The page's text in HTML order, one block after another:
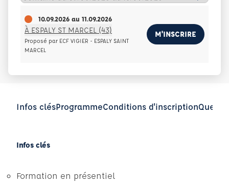
10.09.2026 au 11.09.2026
À ESPALY ST MARCEL (43)
Proposé par ECF VIGIER - ESPALY SAINT
MARCEL
M'INSCRIRE
Infos clésProgrammeConditions d'inscription
Infos clés
Formation en présentiel